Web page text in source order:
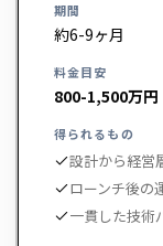
期間
約6-9ヶ月
料金目安
800-1,500万円
得られるもの
設計から経営
ローンチ後の
一貫した技術